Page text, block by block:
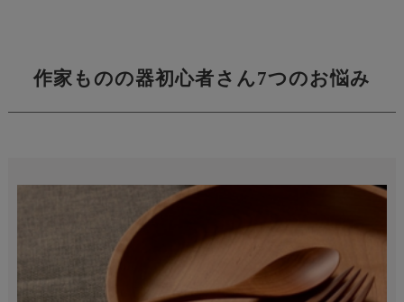
作家ものの器初心者さん7つのお悩み